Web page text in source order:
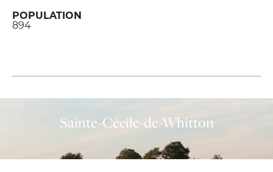
POPULATION
894
Sainte-Cécile-de-Whitton